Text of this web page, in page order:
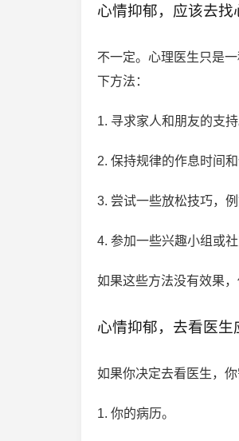
心情抑郁，应该去找
不一定。心理医生只是
下方法：
1. 寻求家人和朋友的支持
2. 保持规律的作息时间
3. 尝试一些放松技巧，例
4. 参加一些兴趣小组或社
如果这些方法没有效果
心情抑郁，去看医生
如果你决定去看医生，你
1. 你的病历。